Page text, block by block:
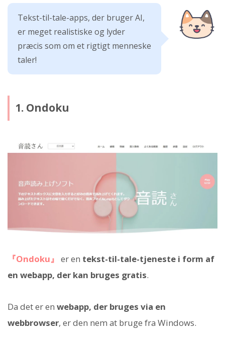
Tekst-til-tale-apps, der bruger AI,
er meget realistiske og lyder
præcis som om et rigtigt menneske
taler!
1. Ondoku
『Ondoku』 er en tekst-til-tale-tjeneste i form af
en webapp, der kan bruges gratis.
Da det er en webapp, der bruges via en
webbrowser, er den nem at bruge fra Windows.